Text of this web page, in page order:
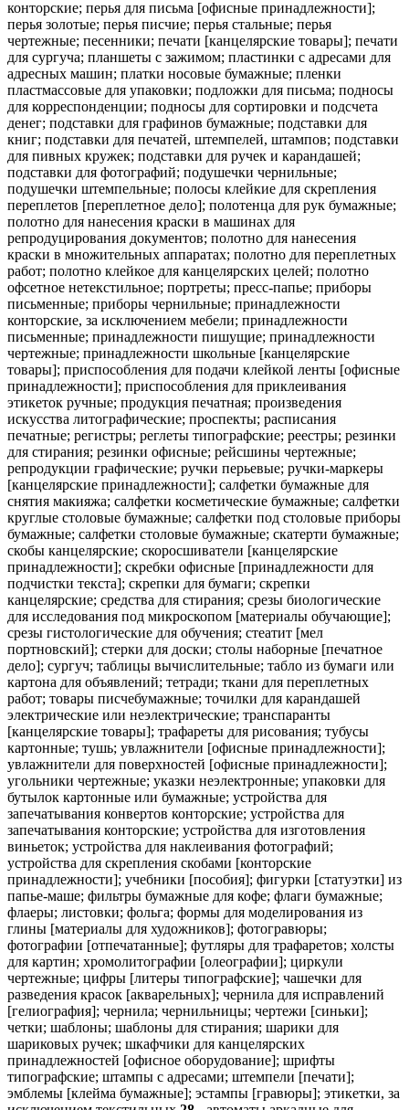
конторские; перья для письма [офисные принадлежности];
перья золотые; перья писчие; перья стальные; перья
чертежные; песенники; печати [канцелярские товары]; печати
для сургуча; планшеты с зажимом; пластинки с адресами для
адресных машин; платки носовые бумажные; пленки
пластмассовые для упаковки; подложки для письма; подносы
для корреспонденции; подносы для сортировки и подсчета
денег; подставки для графинов бумажные; подставки для
книг; подставки для печатей, штемпелей, штампов; подставки
для пивных кружек; подставки для ручек и карандашей;
подставки для фотографий; подушечки чернильные;
подушечки штемпельные; полосы клейкие для скрепления
переплетов [переплетное дело]; полотенца для рук бумажные;
полотно для нанесения краски в машинах для
репродуцирования документов; полотно для нанесения
краски в множительных аппаратах; полотно для переплетных
работ; полотно клейкое для канцелярских целей; полотно
офсетное нетекстильное; портреты; пресс-папье; приборы
письменные; приборы чернильные; принадлежности
конторские, за исключением мебели; принадлежности
письменные; принадлежности пишущие; принадлежности
чертежные; принадлежности школьные [канцелярские
товары]; приспособления для подачи клейкой ленты [офисные
принадлежности]; приспособления для приклеивания
этикеток ручные; продукция печатная; произведения
искусства литографические; проспекты; расписания
печатные; регистры; реглеты типографские; реестры; резинки
для стирания; резинки офисные; рейсшины чертежные;
репродукции графические; ручки перьевые; ручки-маркеры
[канцелярские принадлежности]; салфетки бумажные для
снятия макияжа; салфетки косметические бумажные; салфетки
круглые столовые бумажные; салфетки под столовые приборы
бумажные; салфетки столовые бумажные; скатерти бумажные;
скобы канцелярские; скоросшиватели [канцелярские
принадлежности]; скребки офисные [принадлежности для
подчистки текста]; скрепки для бумаги; скрепки
канцелярские; средства для стирания; срезы биологические
для исследования под микроскопом [материалы обучающие];
срезы гистологические для обучения; стеатит [мел
портновский]; стерки для доски; столы наборные [печатное
дело]; сургуч; таблицы вычислительные; табло из бумаги или
картона для объявлений; тетради; ткани для переплетных
работ; товары писчебумажные; точилки для карандашей
электрические или неэлектрические; транспаранты
[канцелярские товары]; трафареты для рисования; тубусы
картонные; тушь; увлажнители [офисные принадлежности];
увлажнители для поверхностей [офисные принадлежности];
угольники чертежные; указки неэлектронные; упаковки для
бутылок картонные или бумажные; устройства для
запечатывания конвертов конторские; устройства для
запечатывания конторские; устройства для изготовления
виньеток; устройства для наклеивания фотографий;
устройства для скрепления скобами [конторские
принадлежности]; учебники [пособия]; фигурки [статуэтки] из
папье-маше; фильтры бумажные для кофе; флаги бумажные;
флаеры; листовки; фольга; формы для моделирования из
глины [материалы для художников]; фотогравюры;
фотографии [отпечатанные]; футляры для трафаретов; холсты
для картин; хромолитографии [олеографии]; циркули
чертежные; цифры [литеры типографские]; чашечки для
разведения красок [акварельных]; чернила для исправлений
[гелиография]; чернила; чернильницы; чертежи [синьки];
четки; шаблоны; шаблоны для стирания; шарики для
шариковых ручек; шкафчики для канцелярских
принадлежностей [офисное оборудование]; шрифты
типографские; штампы с адресами; штемпели [печати];
эмблемы [клейма бумажные]; эстампы [гравюры]; этикетки, за